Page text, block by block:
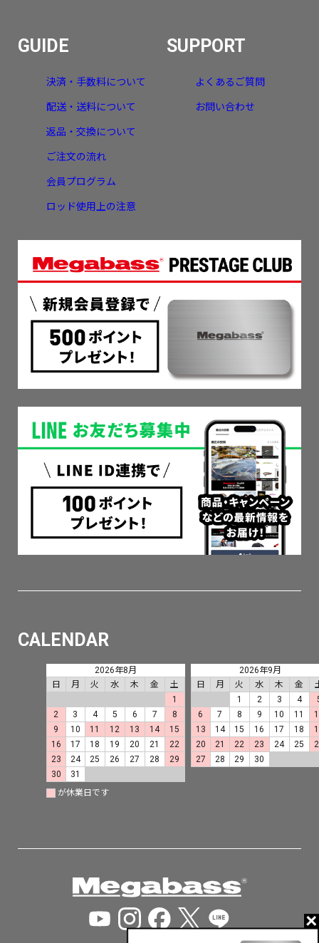
GUIDE
決済・手数料について
配送・送料について
返品・交換について
ご注文の流れ
会員プログラム
ロッド使用上の注意
SUPPORT
よくあるご質問
お問い合わせ
CALENDAR
2026年8月
日
月 火 水 木 金
土
1
2
3 4 5 6 7
8
9
10 11 12 13 14
15
16
17 18 19 20 21
22
23
24 25 26 27 28
29
30
31
2026年9月
日
月 火 水 木 金
1
2 3 4
6
7 8 9 10 11
13
14 15 16 17 18
20
21 22 23 24 25
27
28 29 30
が休業日です